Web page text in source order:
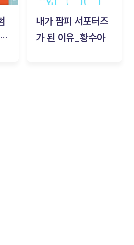
내가 팜피 서포터즈
가 된 이유_황수아